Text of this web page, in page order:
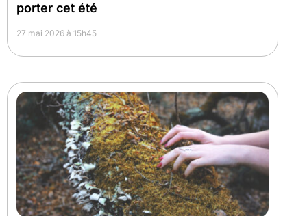
porter cet été
27 mai 2026 à 15h45